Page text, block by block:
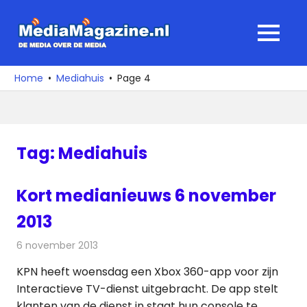
naar
media
over
MENU
Home Mediahuis Page 4
Tag: Mediahuis
Kort medianieuws 6 november
2013
6 november 2013
KPN heeft woensdag een Xbox 360-app voor zijn
Interactieve TV-dienst uitgebracht. De app stelt